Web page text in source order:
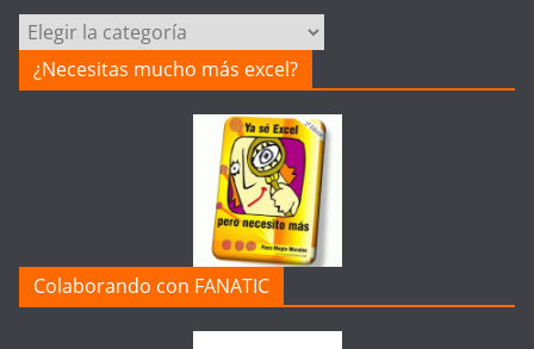
Categorías
de
la
¿Necesitas mucho más excel?
Colaborando con FANATIC